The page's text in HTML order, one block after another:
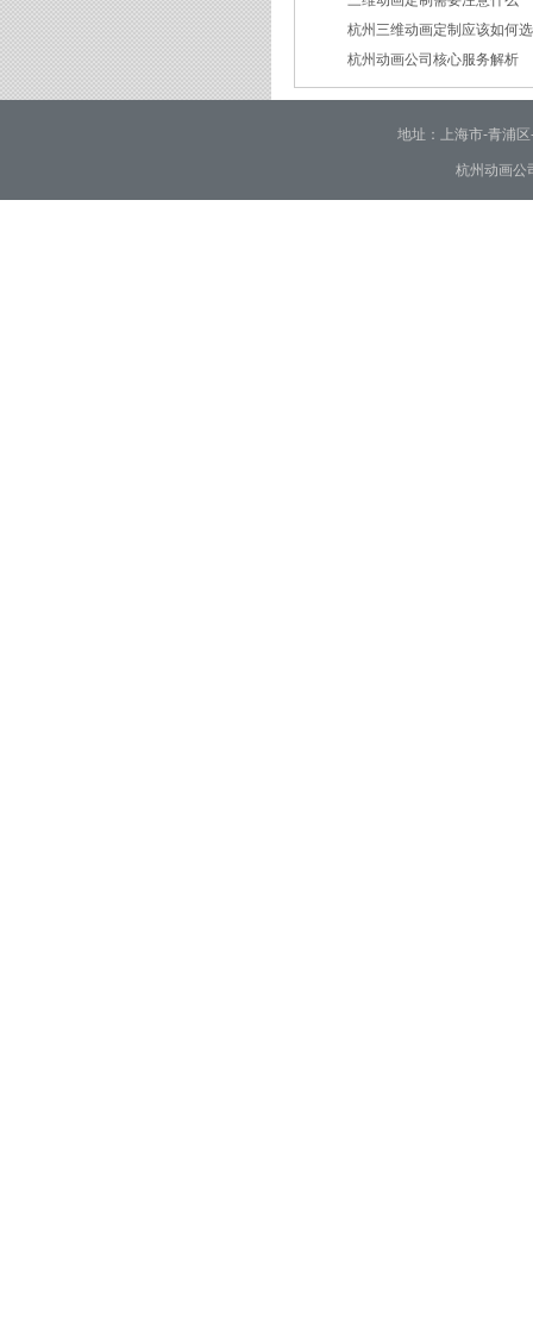
2026/02/24
2026/02/09
杭州三维动画定制应该如何
2026/01/30
杭州动画公司核心服务解析
2026/01/28
地址：上海市-青浦
杭州动画公